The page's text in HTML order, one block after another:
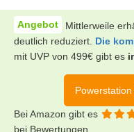
Mittlerweile
deutlich reduziert. Die
mit UVP von 499€ gibt es
Bei Amazon gibt es
bei Bewertungen.